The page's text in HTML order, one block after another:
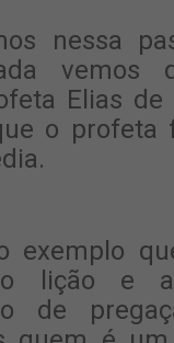
nessa
vemos
Elias de
o profeta
exemplo
lição e
de